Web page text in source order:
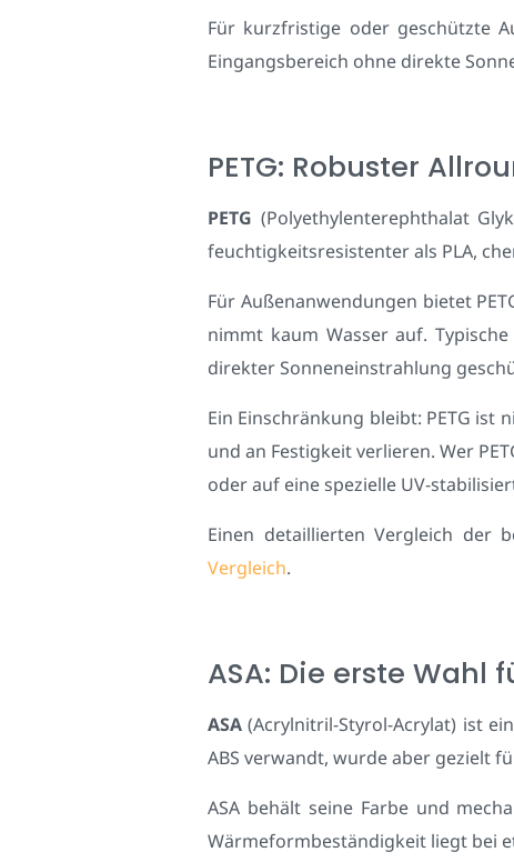
Für kurzfristige oder geschützte
Eingangsbereich ohne direkte
PETG: Robuster
PETG (Polyethylenterephthalat
feuchtigkeitsresistenter als PLA,
Für Außenanwendungen bietet
nimmt kaum Wasser auf.
direkter Sonneneinstrahlung
Ein Einschränkung bleibt: PETG
und an Festigkeit verlieren. Wer
oder auf eine spezielle UV-
Einen detaillierten Vergleich der
Vergleich.
ASA: Die erste
ASA (Acrylnitril-Styrol-Acrylat) ist
ABS verwandt, wurde aber gezielt
ASA behält seine Farbe und
Wärmeformbeständigkeit liegt bei